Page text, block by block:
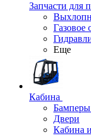
Запчасти для
Газовое
Еще
Кабина
Двери
Кабина